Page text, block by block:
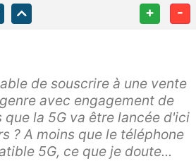
+ -
de souscrire à une vente
avec engagement de
que la 5G va être lancée d'ici
? A moins que le téléphone
5G, ce que je doute...